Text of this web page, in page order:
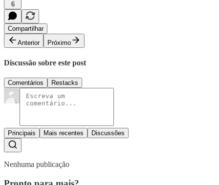
6
Compartilhar
Anterior
Próximo
Discussão sobre este post
Comentários Restacks
Principais Mais recentes Discussões
Nenhuma publicação